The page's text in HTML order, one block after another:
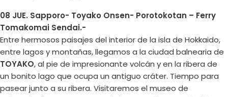
08 JUE. Sapporo- Toyako Onsen- Porotokotan – Ferry
Tomakomai Sendai.-
Entre hermosos paisajes del interior de la isla de Hokkaido,
entre lagos y montañas, llegamos a la ciudad balnearia de
TOYAKO, al pie de impresionante volcán y en la ribera de
un bonito lago que ocupa un antiguo cráter. Tiempo para
pasear junto a su ribera. Visitaremos el museo de